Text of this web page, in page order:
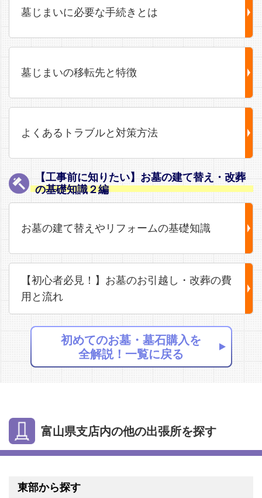
墓じまいに必要な手続きとは
墓じまいの移転先と特徴
よくあるトラブルと対策方法
【工事前に知りたい】お墓の建て替え・改葬
の基礎知識２編
お墓の建て替えやリフォームの基礎知識
【初心者必見！】お墓のお引越し・改葬の費
用と流れ
初めてのお墓・墓石購入を
全解説！一覧に戻る
富山県支店内の他の出張所を探す
東部から探す